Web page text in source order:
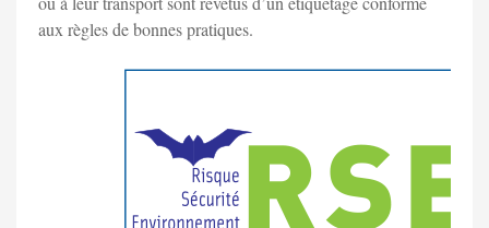
aux règles de bonnes pratiques.